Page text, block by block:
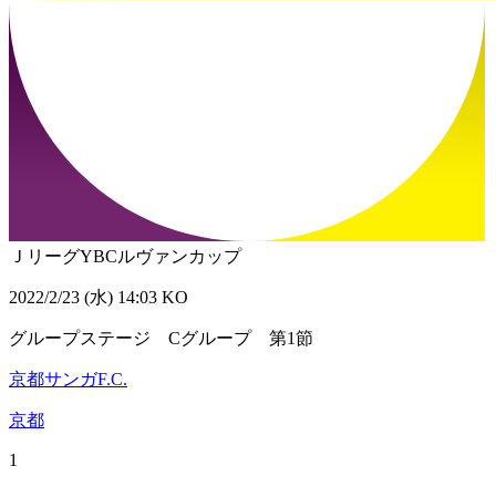
ＪリーグYBCルヴァンカップ
2022/2/23 (水) 14:03 KO
グループステージ Cグループ 第1節
京都サンガF.C.
京都
1